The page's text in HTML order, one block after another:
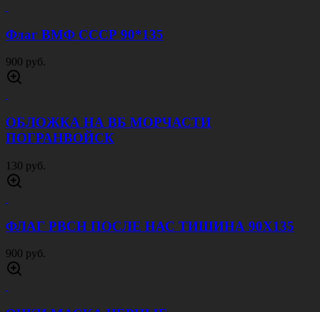
Флаг ВМФ СССР 90*135
900 руб.
ОБЛОЖКА НА ВБ МОРЧАСТИ
ПОГРАНВОЙСК
130 руб.
ФЛАГ РВСН ПОСЛЕ НАС ТИШИНА 90Х135
900 руб.